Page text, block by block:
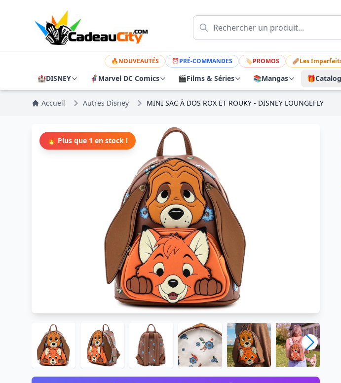
🔥NOUVEAUTÉS ⏰PRÉ-COMMANDES 🏷PROMOS 🩹Les
🏰DISNEY 🦸 Marvel DC Comics 🎬Films & Séries 📚Mangas 🎁
Accueil Autres Disney MINI SAC À DOS ROX ET ROUKY - DISNEY LOUNGEFLY
🔥 Plus que 1 en stock !